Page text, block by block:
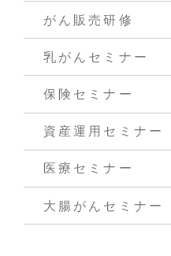
がん販売研修
乳がんセミナー
保険セミナー
資産運用セミナー
医療セミナー
大腸がんセミナー